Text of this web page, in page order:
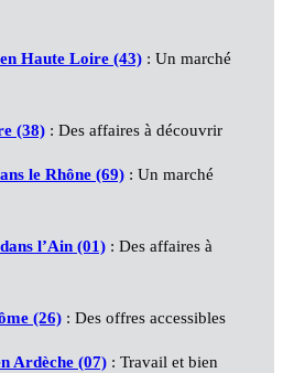
Haute Loire (43): Un marché
(38): Des affaires à découvrir
le Rhône (69): Un marché
l’Ain (01): Des affaires à
(26): Des offres accessibles
Ardèche (07): Travail et bien